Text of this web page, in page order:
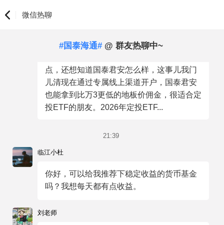
微信热聊
#国泰海通#@ 群友热聊中~
点，还想知道国泰君安怎么样，这事儿我门
儿清现在通过专属线上渠道开户，国泰君安
也能拿到比万3更低的地板价佣金，很适合定
投ETF的朋友。2026年定投ETF...
21:39
临江小杜
你好，可以给我推荐下稳定收益的货币基金
吗？我想每天都有点收益。
刘老师